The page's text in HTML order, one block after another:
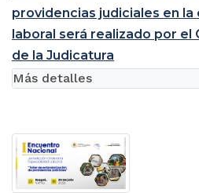
providencias judiciales en la
laboral será realizado por el
de la Judicatura
Más detalles